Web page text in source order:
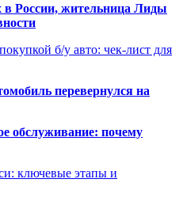
России, жительница Лиды
б/у авто: чек-лист для
перевернулся на
обслуживание: почему
ключевые этапы и